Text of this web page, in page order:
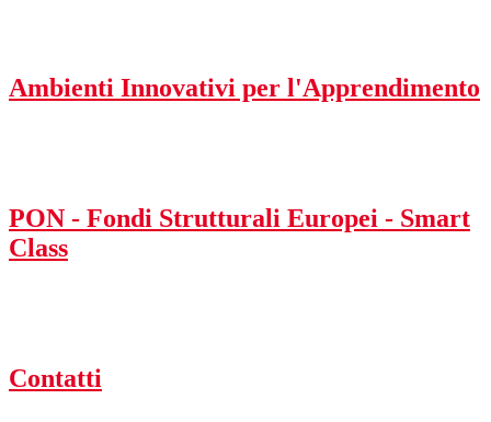
Ambienti Innovativi per l'Apprendimento
PON - Fondi Strutturali Europei - Smart
Class
Contatti